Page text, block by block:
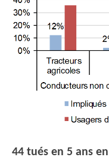
44 tués en 5 ans